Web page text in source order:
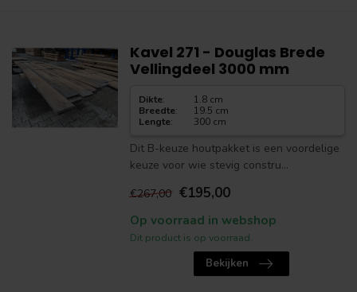
Kavel 271 - Douglas Brede
Vellingdeel 3000 mm
Dikte:
1.8 cm
Breedte:
19.5 cm
Lengte: 300 cm
Dit B-keuze houtpakket is een voordelige
keuze voor wie stevig constru...
€267,00 €195,00
Op voorraad in webshop
Dit product is op voorraad.
Bekijken